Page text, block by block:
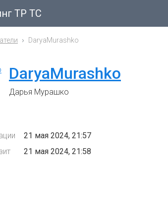
ТР ТС
DaryaMurashko
DaryaMurashko
Дарья Мурашко
21 мая 2024, 21:57
21 мая 2024, 21:58